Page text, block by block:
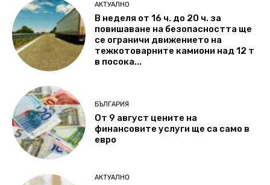
АКТУАЛНО
В неделя от 16 ч. до 20 ч. за
повишаване на безопасността ще
се ограничи движението на
тежкотоварните камиони над 12 т
в посока...
БЪЛГАРИЯ
От 9 август цените на
финансовите услуги ще са само в
евро
АКТУАЛНО